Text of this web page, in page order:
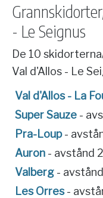
- Le Seignus
De 10
Val d'Allos - Le
Val d'Allos - La
Super Sauze -
Pra-Loup-
Auron - avstånd
Valberg -
Les Orres-